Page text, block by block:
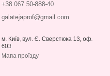
+38 067 50-888-40
galatejaprof@gmail.com
м. Київ, вул. Є. Сверстюка 13, оф.
603
Мапа проїзду